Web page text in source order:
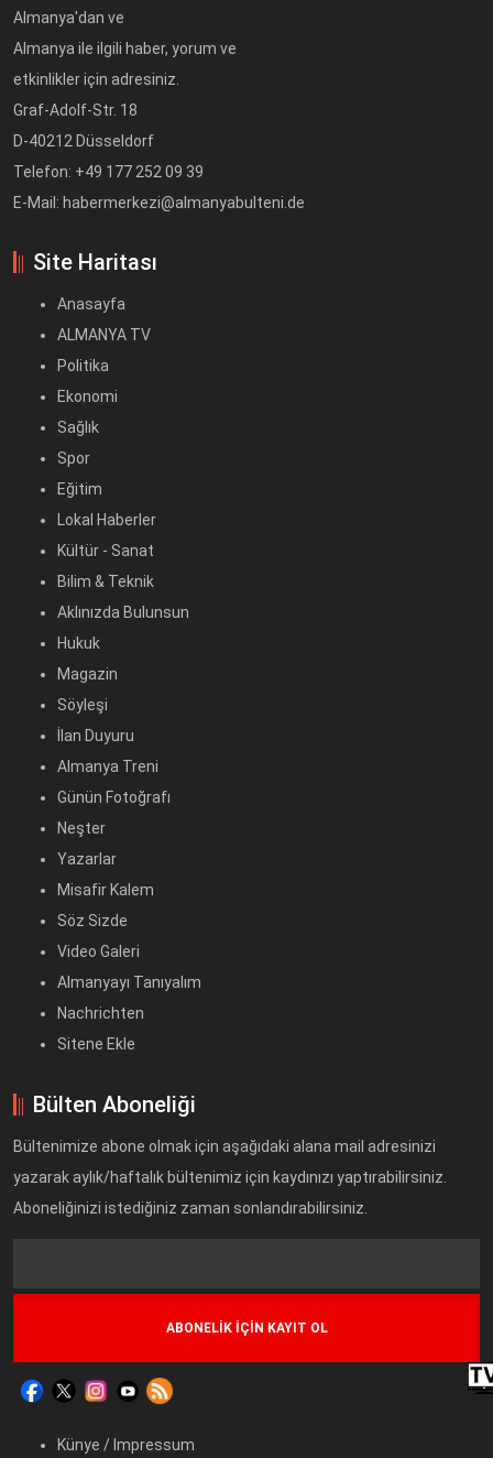
Almanya'dan ve
Almanya ile ilgili haber, yorum ve
etkinlikler için adresiniz.
Graf-Adolf-Str. 18
D-40212 Düsseldorf
Telefon: +49 177 252 09 39
E-Mail: habermerkezi@almanyabulteni.de
Site Haritası
Anasayfa
ALMANYA TV
Politika
Ekonomi
Sağlık
Spor
Eğitim
Lokal Haberler
Kültür - Sanat
Bilim & Teknik
Aklınızda Bulunsun
Hukuk
Magazin
Söyleşi
İlan Duyuru
Almanya Treni
Günün Fotoğrafı
Neşter
Yazarlar
Misafir Kalem
Söz Sizde
Video Galeri
Almanyayı Tanıyalım
Nachrichten
Sitene Ekle
Bülten Aboneliği
Bültenimize abone olmak için aşağıdaki alana mail adresinizi
yazarak aylık/haftalık bültenimiz için kaydınızı yaptırabilirsiniz.
Aboneliğinizi istediğiniz zaman sonlandırabilirsiniz.
Künye / Impressum